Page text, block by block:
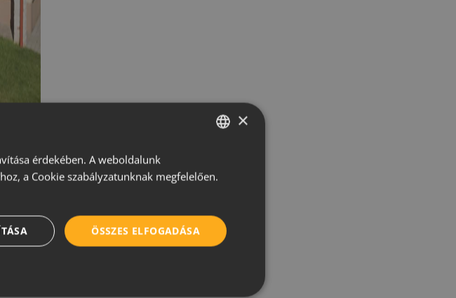
is
CROATIAN
SERBIAN
×
érdekében. A weboldalunk
a Cookie szabályzatunknak megfelelően.
ÖSSZES ELFOGADÁSA